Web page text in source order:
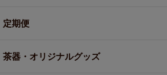
定期便
茶器・オリジナルグッズ